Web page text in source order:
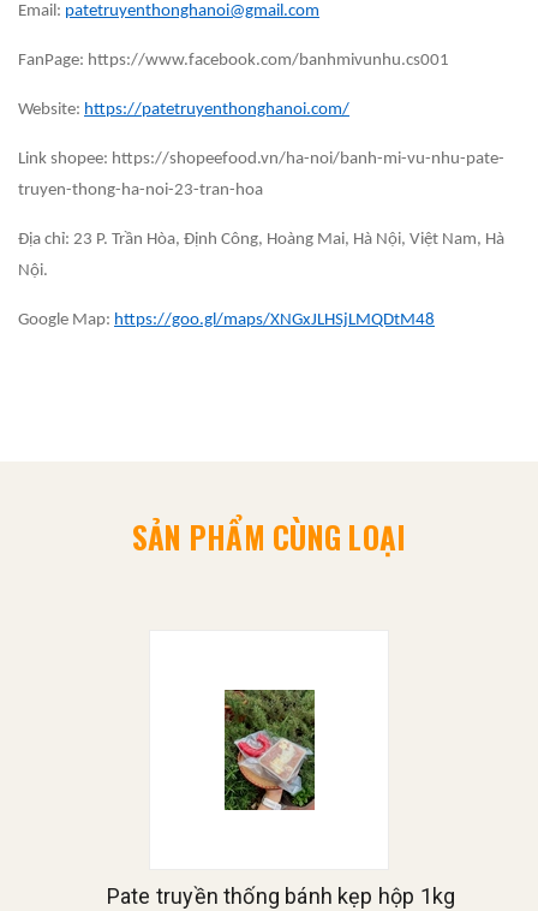
Email: patetruyenthonghanoi@gmail.com
FanPage: https://www.facebook.com/banhmivunhu.cs001
Website: https://patetruyenthonghanoi.com/
Link shopee: https://shopeefood.vn/ha-noi/banh-mi-vu-nhu-pate-
truyen-thong-ha-noi-23-tran-hoa
Địa chỉ: 23 P. Trần Hòa, Định Công, Hoàng Mai, Hà Nội, Việt Nam, Hà
Nội.
Google Map: https://goo.gl/maps/XNGxJLHSjLMQDtM48
SẢN PHẨM CÙNG LOẠI
Pate truyền thống bánh kẹp hộp 1kg